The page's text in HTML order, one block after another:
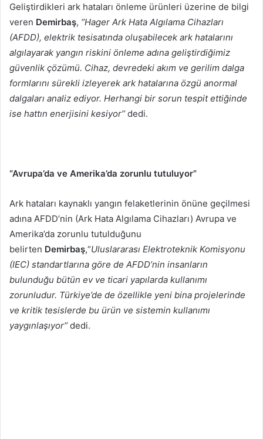
Geliştirdikleri ark hataları önleme ürünleri üzerine de bilgi
veren Demirbaş, ‘’Hager Ark Hata Algılama Cihazları
(AFDD), elektrik tesisatında oluşabilecek ark hatalarını
algılayarak yangın riskini önleme adına geliştirdiğimiz
güvenlik çözümü. Cihaz, devredeki akım ve gerilim dalga
formlarını sürekli izleyerek ark hatalarına özgü anormal
dalgaları analiz ediyor. Herhangi bir sorun tespit ettiğinde
ise hattın enerjisini kesiyor’’dedi.
“Avrupa’da ve Amerika’da zorunlu tutuluyor”
Ark hataları kaynaklı yangın felaketlerinin önüne geçilmesi
adına AFDD’nin (Ark Hata Algılama Cihazları) Avrupa ve
Amerika’da zorunlu tutulduğunu
belirten Demirbaş,“Uluslararası Elektroteknik Komisyonu
(IEC) standartlarına göre de AFDD’nin insanların
bulunduğu bütün ev ve ticari yapılarda kullanımı
zorunludur. Türkiye’de de özellikle yeni bina projelerinde
ve kritik tesislerde bu ürün ve sistemin kullanımı
yaygınlaşıyor’’dedi.